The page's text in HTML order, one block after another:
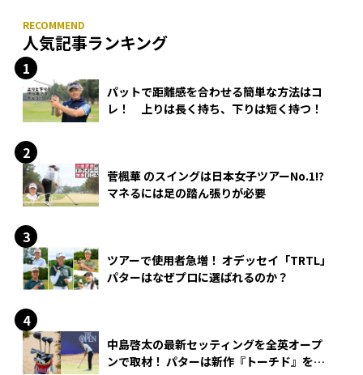
人気記事ランキング
パットで距離感を合わせる簡単な方法はコ
レ！ 上りは長く持ち、下りは短く持つ！
菅楓華 のスイングは日本女子ツアーNo.1!?
マネるには足の踏ん張りが必要
ツアーで使用者急増！ オデッセイ「TRTL」
パターはなぜプロに選ばれるのか？
中島啓太の最新セッティングを全英オープ
ンで取材！ パターは新作『トーチド』を投